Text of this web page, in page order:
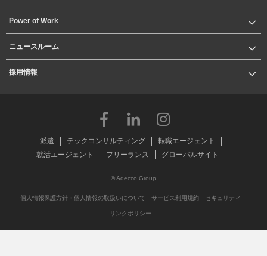
Power of Work
ニュースルーム
採用情報
派遣 テックコンサルティング
転職エージェント
就活エージェント
フリーランス グローバルサイト
© Adecco Group
個人情報保護方針・個人情報の取扱いについて サービス利用規約 セキュリティ
リンクポリシー